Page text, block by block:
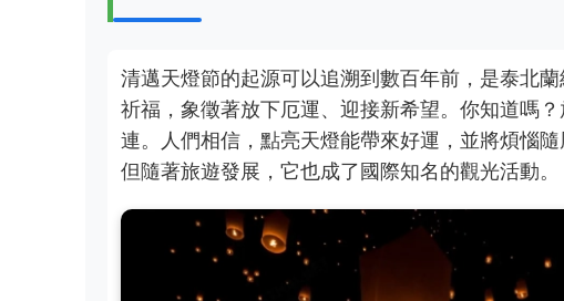
清邁天燈節的起源可以追溯到數百年前，是泰北
祈福，象徵著放下厄運、迎接新希望。你知道嗎
連。人們相信，點亮天燈能帶來好運，並將煩惱
但隨著旅遊發展，它也成了國際知名的觀光活動。